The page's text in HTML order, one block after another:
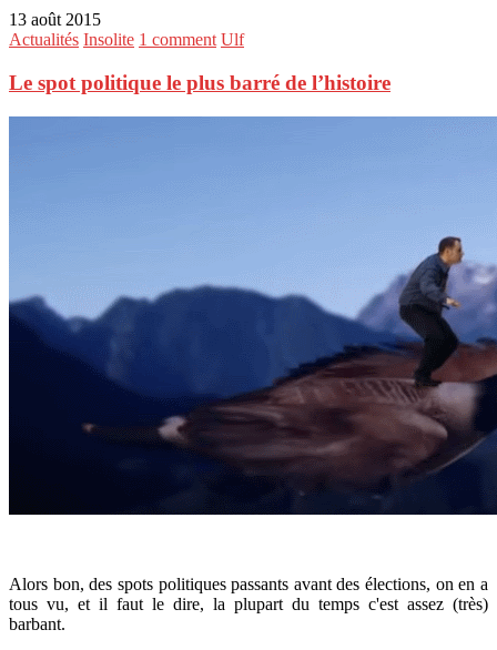
13 août 2015
Actualités Insolite 1 comment Ulf
Le spot politique le plus barré de l’histoire
Alors bon, des spots politiques passants avant des élections, on en a
tous vu, et il faut le dire, la plupart du temps c'est assez (très)
barbant.